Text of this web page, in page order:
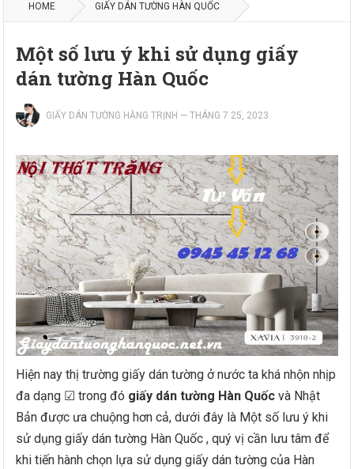
HOME GIẤY DÁN TƯỜNG HÀN QUỐC
Một số lưu ý khi sử dụng giấy
dán tường Hàn Quốc
GIẤY DÁN TƯỜNG HẰNG TRỊNH —THÁNG 7 25, 2023
Hiện nay thị trường giấy dán tường ở nước ta khá nhộn nhịp
đa dạng ☑ trong đó giấy dán tường Hàn Quốc và Nhật
Bản được ưa chuộng hơn cả, dưới đây là Một số lưu ý khi
sử dụng giấy dán tường Hàn Quốc , quý vị cần lưu tâm để
khi tiến hành chọn lựa sử dụng giấy dán tường của Hàn